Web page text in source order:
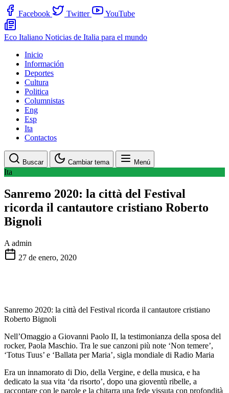
Facebook Twitter YouTube
Eco Italiano Noticias de Italia para el mundo
Inicio
Información
Deportes
Cultura
Politica
Columnistas
Eng
Esp
Ita
Contactos
Buscar Cambiar tema Menú
Ita
Sanremo 2020: la città del Festival
ricorda il cantautore cristiano Roberto
Bignoli
A admin
27 de enero, 2020
Sanremo 2020: la città del Festival ricorda il cantautore cristiano
Roberto Bignoli
Nell’Omaggio a Giovanni Paolo II, la testimonianza della sposa del
rocker, Paola Maschio. Tra le sue canzoni più note ‘Non temere’,
‘Totus Tuus’ e ‘Ballata per Maria’, sigla mondiale di Radio Maria
Era un innamorato di Dio, della Vergine, e della musica, e ha
dedicato la sua vita ‘da risorto’, dopo una gioventù ribelle, a
raccontare con le parole e la chitarra una fede vissuta con profondità